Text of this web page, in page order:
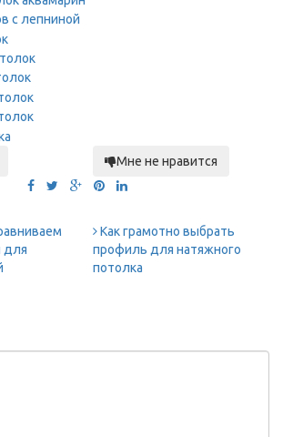
Мне не нравится
для
Как грамотно выбрать
профиль для натяжного
потолка